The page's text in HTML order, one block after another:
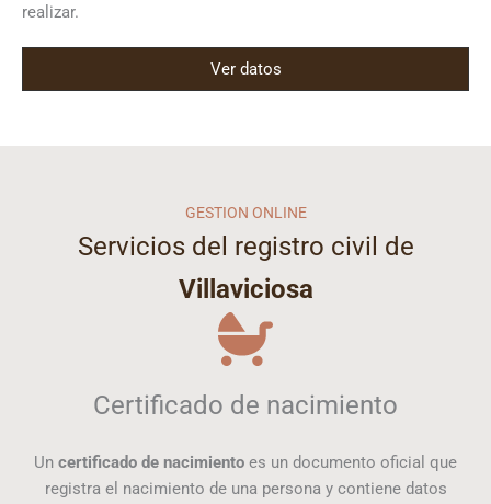
realizar.
Ver datos
GESTION ONLINE
Servicios del registro civil de
Villaviciosa
Certificado de nacimiento
Un certificado de nacimiento es un documento oficial que
registra el nacimiento de una persona y contiene datos